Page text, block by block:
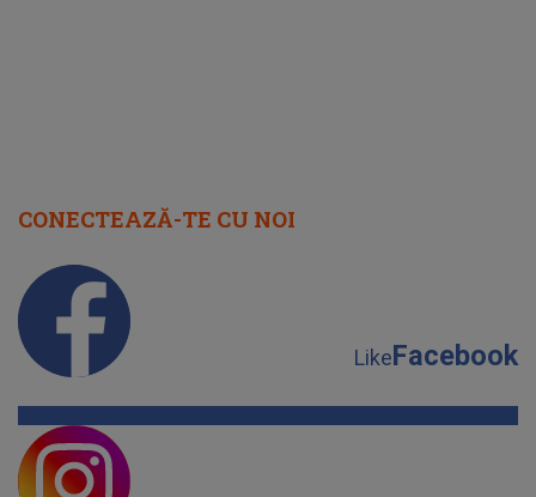
CONECTEAZĂ-TE CU NOI
LikeFacebook